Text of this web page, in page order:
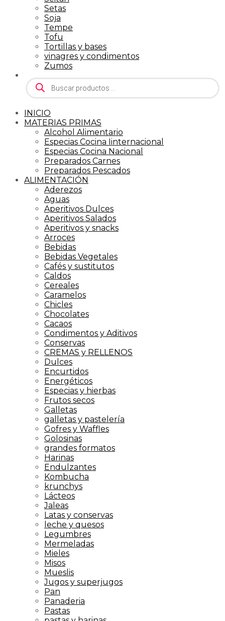
Setas
Soja
Tempe
Tofu
Tortillas y bases
vinagres y condimentos
Zumos
Búsqueda
de
productos
INICIO
MATERIAS PRIMAS
Alcohol Alimentario
Especias Cocina Iinternacional
Especias Cocina Nacional
Preparados Carnes
Preparados Pescados
ALIMENTACIÓN
Aderezos
Aguas
Aperitivos Dulces
Aperitivos Salados
Aperitivos y snacks
Arroces
Bebidas
Bebidas Vegetales
Cafés y sustitutos
Caldos
Cereales
Caramelos
Chicles
Chocolates
Cacaos
Condimentos y Aditivos
Conservas
CREMAS y RELLENOS
Dulces
Encurtidos
Energéticos
Especias y hierbas
Frutos secos
Galletas
galletas y pastelería
Gofres y Waffles
Golosinas
grandes formatos
Harinas
Endulzantes
Kombucha
krunchys
Lácteos
Jaleas
Latas y conservas
leche y quesos
Legumbres
Mermeladas
Mieles
Misos
Mueslis
Jugos y superjugos
Pan
Panaderia
Pastas